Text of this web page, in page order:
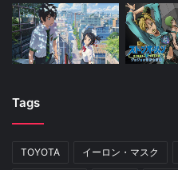
Tags
TOYOTA イーロン・マスク